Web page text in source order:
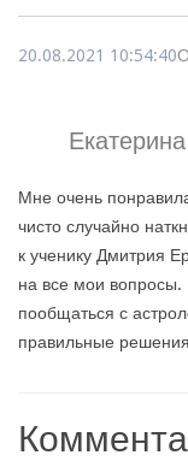
20.08.2021 10:54:40
Екатерина
Мне очень
чисто случайно
к ученику Дмитрия
на все мои вопросы.
пообщаться с
правильные